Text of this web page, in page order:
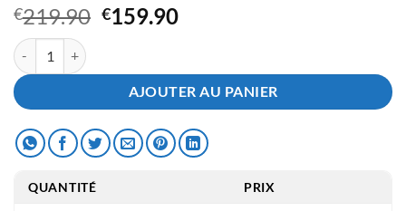
€219.90 Le
était :
€219.90.
€159.90Le
est :
€159.90.
quantité de Toner Compatible Compatible CF362X - 508X Jaune
AJOUTER AU PANIER
QUANTITÉ PRIX